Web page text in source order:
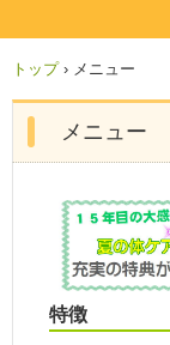
トップ › メニュー
メニュー
特徴